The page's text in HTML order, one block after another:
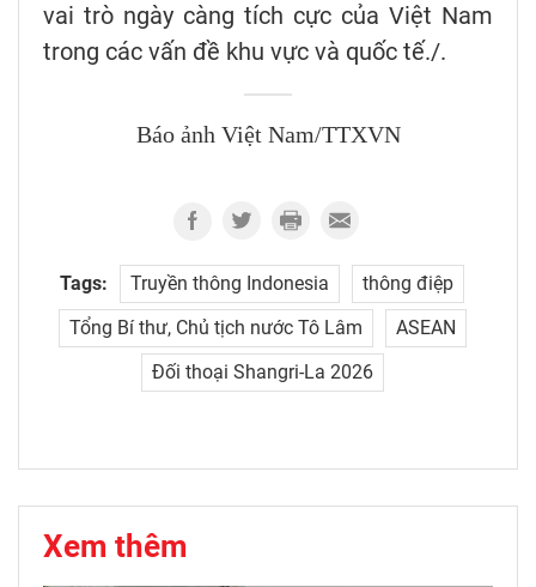
vai trò ngày càng tích cực của Việt Nam
trong các vấn đề khu vực và quốc tế./.
Báo ảnh Việt Nam/TTXVN
Tags: Truyền thông Indonesia
thông điệp
Tổng Bí thư, Chủ tịch nước Tô Lâm
ASEAN
Đối thoại Shangri-La 2026
Xem thêm